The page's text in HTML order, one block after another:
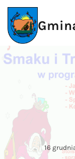
Przejdź
treści
16